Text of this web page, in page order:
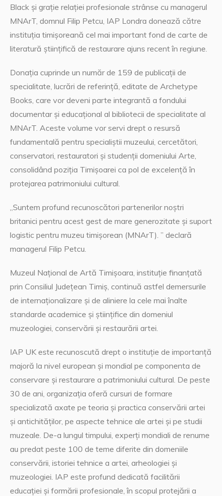
Black și grație relației profesionale strânse cu managerul
MNArT, domnul Filip Petcu, IAP Londra donează către
instituția timișoreană cel mai important fond de carte de
literatură științifică de restaurare ajuns recent în regiune.
Donația cuprinde un număr de 159 de publicații de
specialitate, lucrări de referință, editate de Archetype
Books, care vor deveni parte integrantă a fondului
documentar și educațional al bibliotecii de specialitate al
MNArT. Aceste volume vor servi drept o resursă
fundamentală pentru specialiștii muzeului, cercetători,
conservatori, restauratori și studenții domeniului Arte,
consolidând poziția Timișoarei ca pol de excelență în
protejarea patrimoniului cultural.
„Suntem profund recunoscători partenerilor noștri
britanici pentru acest gest de mare generozitate și suport
logistic pentru muzeu timișorean (MNArT). ” declară
managerul Filip Petcu.
Muzeul Național de Artă Timișoara, instituție finanțată
prin Consiliul Judeţean Timiș, continuă astfel demersurile
de internaționalizare și de aliniere la cele mai înalte
standarde academice și științifice din domeniul
muzeologiei, conservării și restaurării artei.
IAP UK este recunoscută drept o instituție de importanță
majoră la nivel european și mondial pe componenta de
conservare și restaurare a patrimoniului cultural. De peste
30 de ani, organizația oferă cursuri de formare
specializată axate pe teoria și practica conservării artei
și antichităților, pe aspecte tehnice ale artei și pe studii
muzeale. De-a lungul timpului, experți mondiali de renume
au predat peste 100 de teme diferite din domeniile
conservării, istoriei tehnice a artei, arheologiei și
muzeologiei. IAP este profund dedicată facilitării
educației și formării profesionale, în scopul protejării a